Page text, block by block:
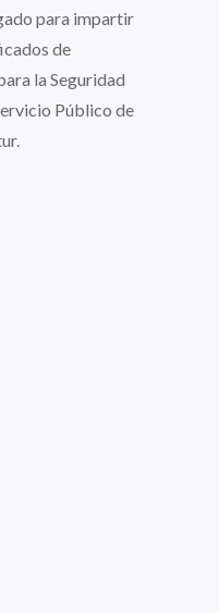
para impartir
de
la Seguridad
Público de